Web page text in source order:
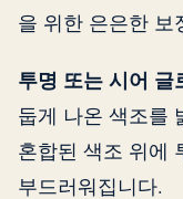
을 위한 은은한 보
투명 또는 시어 글
둡게 나온 색조를
혼합된 색조 위에
부드러워집니다.